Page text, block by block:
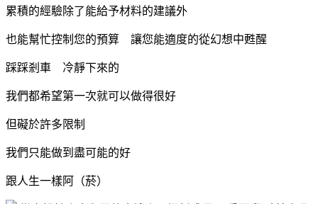
累積的經驗除了能給予材料的建議外
也能幫忙控制您的預算 讓您能適度的從幻想中甦醒
踩踩剎車 冷靜下來的
我們都希望第一次就可以做得很好
但礙於許多限制
我們只能做到盡可能的好
跟人生一樣阿（菸）